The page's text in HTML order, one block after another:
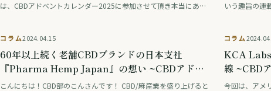
は、CBDアドベントカレンダー2025に参加させて頂き本当にあり
いう趣旨の連
コラム2024.04.15
60年以上続く老舗CBDブランドの日本支社
『Pharma Hemp Japan』の想い ~CBDアドベ
ント2024~
こんにちは！CBD部のこんさんです！ CBD/麻産業を盛り上げると
コラム
KCA Labs
線 ~CBD
今回は、アメ